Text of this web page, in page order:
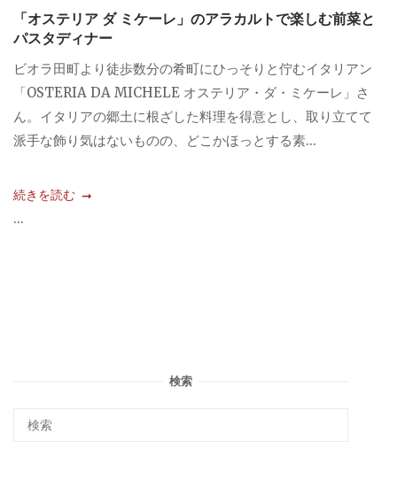
「オステリア ダ ミケーレ」のアラカルトで楽しむ前菜と
パスタディナー
ビオラ田町より徒歩数分の肴町にひっそりと佇むイタリアン
「OSTERIA DA MICHELE オステリア・ダ・ミケーレ」さ
ん。イタリアの郷土に根ざした料理を得意とし、取り立てて
派手な飾り気はないものの、どこかほっとする素...
続きを読む
...
検索